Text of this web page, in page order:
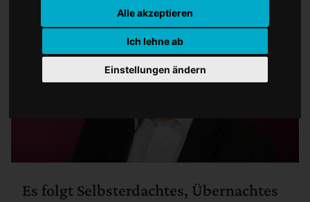
Alle akzeptieren
Ich lehne ab
Einstellungen ändern
Es folgt Selbsterdachtes, Übernachtes